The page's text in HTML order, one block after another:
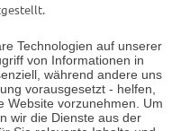
Technologien auf unserer
von Informationen in
während andere uns
vorausgesetzt - helfen,
Website vorzunehmen. Um
wir die Dienste aus der
6